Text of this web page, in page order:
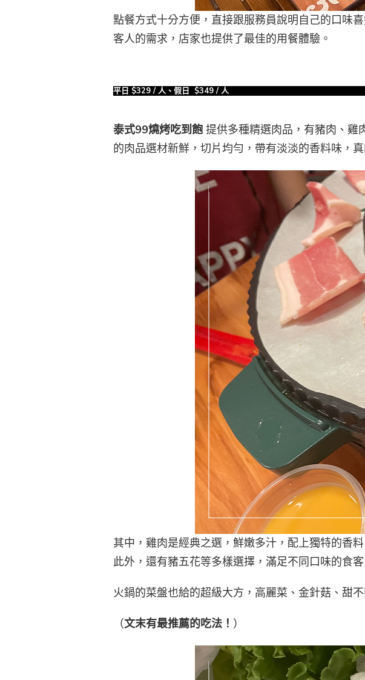
點餐方式十分方便，直接跟服務員說明自己的口味
客人的需求，店家也提供了最佳的用餐體驗。
平日 $329 / 人、假日 $349 / 人
泰式99燒烤吃到飽 提供多種精選肉品，有豬肉、雞
的肉品選材新鮮，切片均勻，帶有淡淡的香料味，真
其中，雞肉是經典之選，鮮嫩多汁，配上獨特的香
此外，還有豬五花等多樣選擇，滿足不同口味的食客
火鍋的菜盤也給的超級大方，高麗菜、金針菇、甜
（文末有最推薦的吃法！ ）